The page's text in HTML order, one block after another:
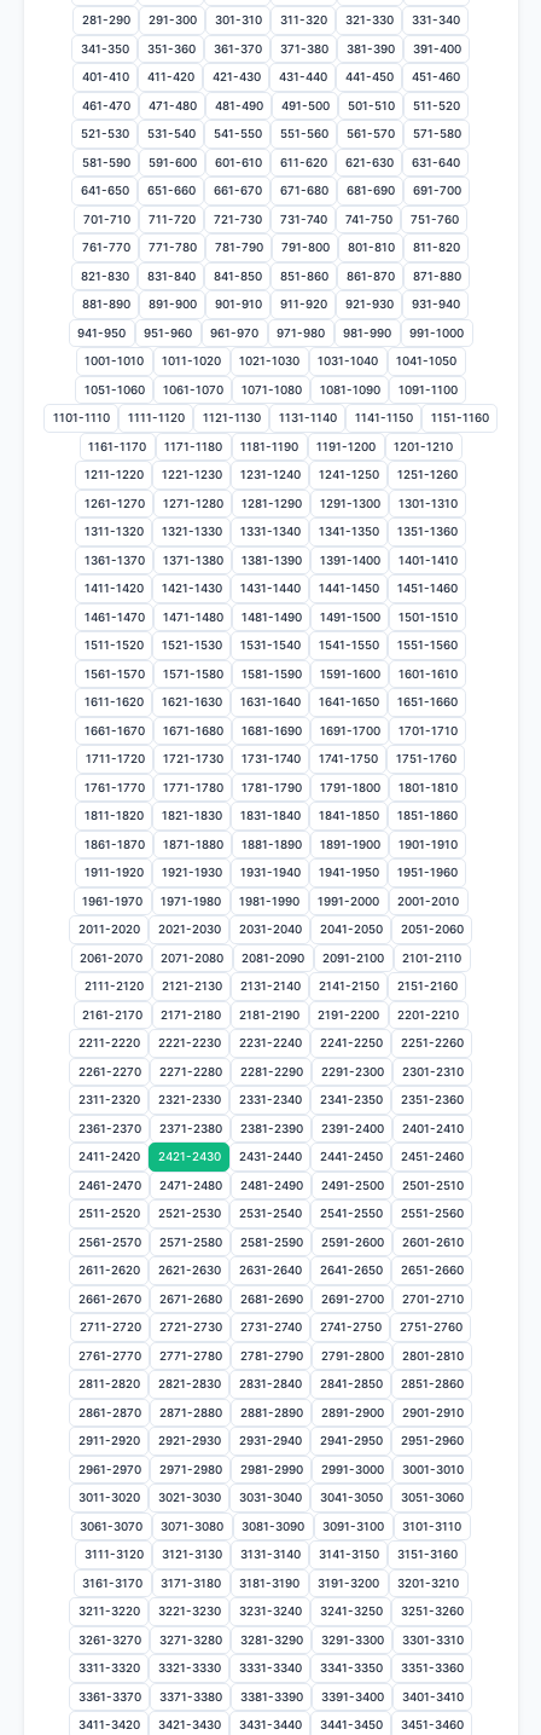
281-290 291-300 301-310 311-320 321-330 331-340
341-350 351-360 361-370 371-380 381-390 391-400
401-410 411-420 421-430 431-440 441-450 451-460
461-470 471-480 481-490 491-500 501-510 511-520
521-530 531-540 541-550 551-560 561-570 571-580
581-590 591-600 601-610 611-620 621-630 631-640
641-650 651-660 661-670 671-680 681-690 691-700
701-710 711-720 721-730 731-740 741-750 751-760
761-770 771-780 781-790 791-800 801-810 811-820
821-830 831-840 841-850 851-860 861-870 871-880
881-890 891-900 901-910 911-920 921-930 931-940
941-950 951-960 961-970 971-980 981-990 991-1000
1001-1010 1011-1020 1021-1030 1031-1040 1041-1050
1051-1060 1061-1070 1071-1080 1081-1090 1091-1100
1101-1110 1111-1120 1121-1130 1131-1140 1141-1150 1151-1160
1161-1170 1171-1180 1181-1190 1191-1200 1201-1210
1211-1220 1221-1230 1231-1240 1241-1250 1251-1260
1261-1270 1271-1280 1281-1290 1291-1300 1301-1310
1311-1320 1321-1330 1331-1340 1341-1350 1351-1360
1361-1370 1371-1380 1381-1390 1391-1400 1401-1410
1411-1420 1421-1430 1431-1440 1441-1450 1451-1460
1461-1470 1471-1480 1481-1490 1491-1500 1501-1510
1511-1520 1521-1530 1531-1540 1541-1550 1551-1560
1561-1570 1571-1580 1581-1590 1591-1600 1601-1610
1611-1620 1621-1630 1631-1640 1641-1650 1651-1660
1661-1670 1671-1680 1681-1690 1691-1700 1701-1710
1711-1720 1721-1730 1731-1740 1741-1750 1751-1760
1761-1770 1771-1780 1781-1790 1791-1800 1801-1810
1811-1820 1821-1830 1831-1840 1841-1850 1851-1860
1861-1870 1871-1880 1881-1890 1891-1900 1901-1910
1911-1920 1921-1930 1931-1940 1941-1950 1951-1960
1961-1970 1971-1980 1981-1990 1991-2000 2001-2010
2011-2020 2021-2030 2031-2040 2041-2050 2051-2060
2061-2070 2071-2080 2081-2090 2091-2100 2101-2110
2111-2120 2121-2130 2131-2140 2141-2150 2151-2160
2161-2170 2171-2180 2181-2190 2191-2200 2201-2210
2211-2220 2221-2230 2231-2240 2241-2250 2251-2260
2261-2270 2271-2280 2281-2290 2291-2300 2301-2310
2311-2320 2321-2330 2331-2340 2341-2350 2351-2360
2361-2370 2371-2380 2381-2390 2391-2400 2401-2410
2411-2420 2421-2430 2431-2440 2441-2450 2451-2460
2461-2470 2471-2480 2481-2490 2491-2500 2501-2510
2511-2520 2521-2530 2531-2540 2541-2550 2551-2560
2561-2570 2571-2580 2581-2590 2591-2600 2601-2610
2611-2620 2621-2630 2631-2640 2641-2650 2651-2660
2661-2670 2671-2680 2681-2690 2691-2700 2701-2710
2711-2720 2721-2730 2731-2740 2741-2750 2751-2760
2761-2770 2771-2780 2781-2790 2791-2800 2801-2810
2811-2820 2821-2830 2831-2840 2841-2850 2851-2860
2861-2870 2871-2880 2881-2890 2891-2900 2901-2910
2911-2920 2921-2930 2931-2940 2941-2950 2951-2960
2961-2970 2971-2980 2981-2990 2991-3000 3001-3010
3011-3020 3021-3030 3031-3040 3041-3050 3051-3060
3061-3070 3071-3080 3081-3090 3091-3100 3101-3110
3111-3120 3121-3130 3131-3140 3141-3150 3151-3160
3161-3170 3171-3180 3181-3190 3191-3200 3201-3210
3211-3220 3221-3230 3231-3240 3241-3250 3251-3260
3261-3270 3271-3280 3281-3290 3291-3300 3301-3310
3311-3320 3321-3330 3331-3340 3341-3350 3351-3360
3361-3370 3371-3380 3381-3390 3391-3400 3401-3410
3411-3420 3421-3430 3431-3440 3441-3450 3451-3460